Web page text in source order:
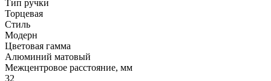
Тип ручки
Торцевая
Стиль
Модерн
Цветовая гамма
Алюминий матовый
Межцентровое расстояние, мм
32